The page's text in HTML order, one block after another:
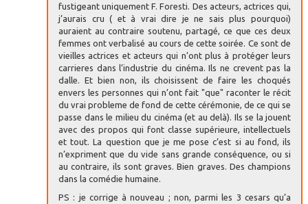
fustigeant uniquement F. Foresti. Des acteurs, actrices qui,
j’aurais cru ( et à vrai dire je ne sais plus pourquoi)
auraient au contraire soutenu, partagé, ce que ces deux
femmes ont verbalisé au cours de cette soirée. Ce sont de
vieilles actrices et acteurs qui n’ont plus à protéger leurs
carrieres dans l’industrie du cinéma. Ils ne crevent pas la
dalle. Et bien non, ils choisissent de faire les choqués
envers les personnes qui n’ont fait "que" raconter le récit
du vrai probleme de fond de cette cérémonie, de ce qui se
passe dans le milieu du cinéma (et au delà). Ils se la jouent
avec des propos qui font classe supérieure, intellectuels
et tout. La question que je me pose c’est si au fond, ils
n’expriment que du vide sans grande conséquence, ou si
au contraire, ils sont graves. Bien graves. Des champions
dans la comédie humaine.
PS : je corrige à nouveau ; non, parmi les 3 cesars qu’a